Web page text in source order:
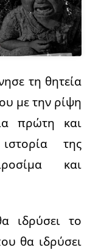
τη θητεία
με την ρίψη
πρώτη και
της
και
ιδρύσει το
θα ιδρύσει